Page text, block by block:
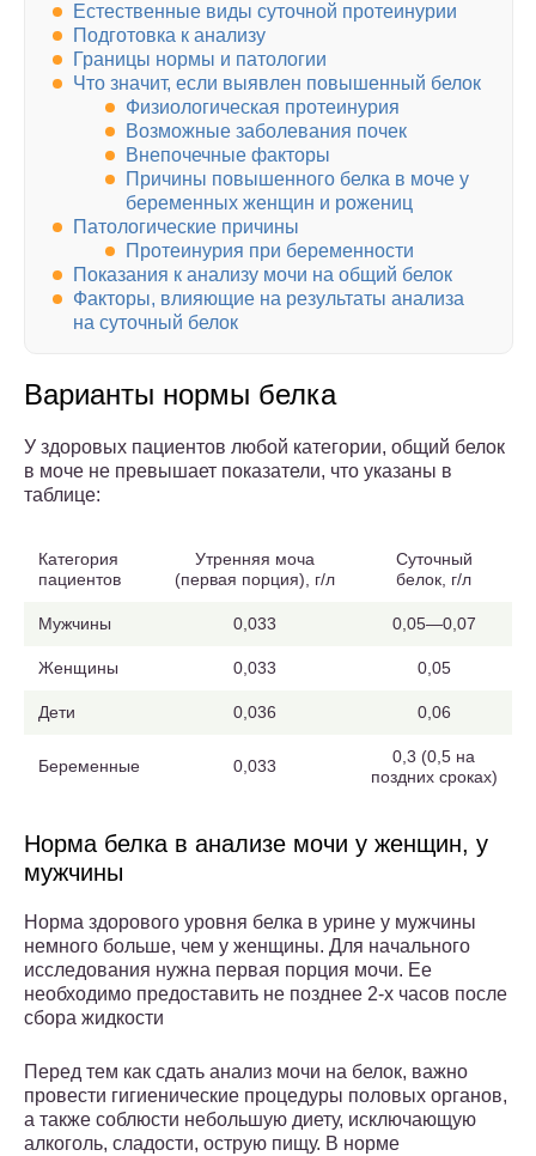
Естественные виды суточной протеинурии
Подготовка к анализу
Границы нормы и патологии
Что значит, если выявлен повышенный белок
Физиологическая протеинурия
Возможные заболевания почек
Внепочечные факторы
Причины повышенного белка в моче у
беременных женщин и рожениц
Патологические причины
Протеинурия при беременности
Показания к анализу мочи на общий белок
Факторы, влияющие на результаты анализа
на суточный белок
Варианты нормы белка
У здоровых пациентов любой категории, общий белок
в моче не превышает показатели, что указаны в
таблице:
Категория
пациентов
Утренняя моча
(первая порция), г/л
Суточный
белок, г/л
Мужчины 0,033 0,05—0,07
Женщины 0,033 0,05
Дети 0,036 0,06
Беременные 0,033
0,3 (0,5 на
поздних сроках)
Норма белка в анализе мочи у женщин, у
мужчины
Норма здорового уровня белка в урине у мужчины
немного больше, чем у женщины. Для начального
исследования нужна первая порция мочи. Ее
необходимо предоставить не позднее 2-х часов после
сбора жидкости
Перед тем как сдать анализ мочи на белок, важно
провести гигиенические процедуры половых органов,
а также соблюсти небольшую диету, исключающую
алкоголь, сладости, острую пищу. В норме